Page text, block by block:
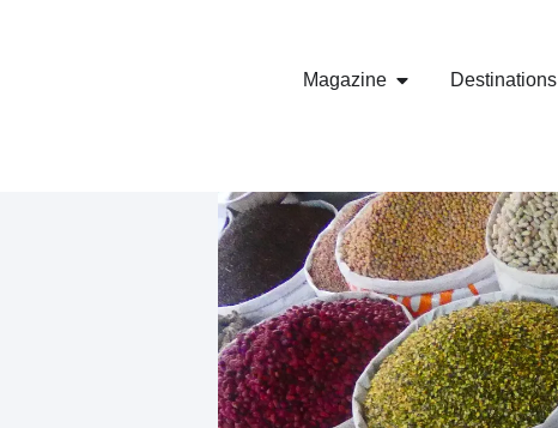
Magazine Destinations